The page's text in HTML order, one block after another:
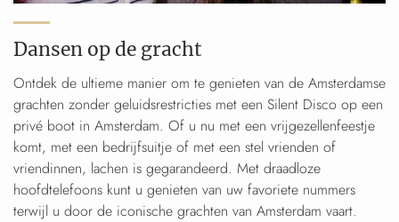
Dansen op de gracht
Ontdek de ultieme manier om te genieten van de Amsterdamse
grachten zonder geluidsrestricties met een Silent Disco op een
privé boot in Amsterdam. Of u nu met een vrijgezellenfeestje
komt, met een bedrijfsuitje of met een stel vrienden of
vriendinnen, lachen is gegarandeerd. Met draadloze
hoofdtelefoons kunt u genieten van uw favoriete nummers
terwijl u door de iconische grachten van Amsterdam vaart.